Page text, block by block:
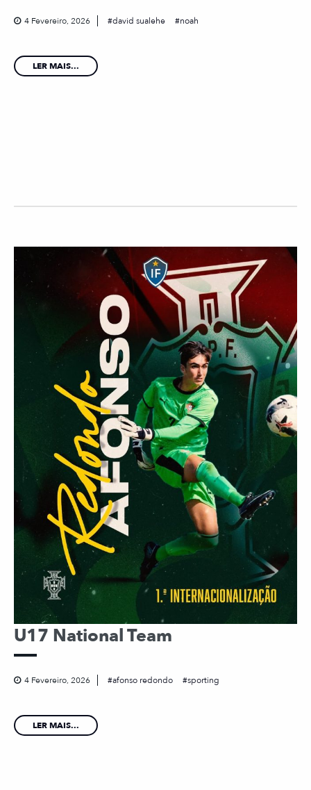
4 Fevereiro, 2026 david sualehe noah
LER MAIS...
U17 National Team
4 Fevereiro, 2026 afonso redondo sporting
LER MAIS...